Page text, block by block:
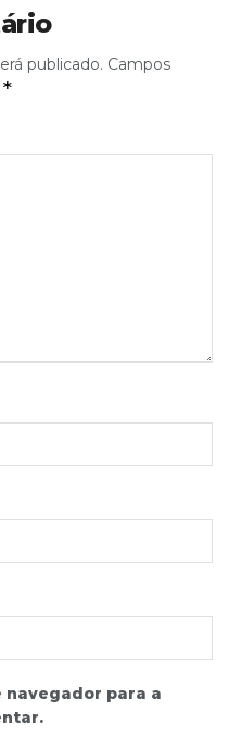
publicado. Campos
*
navegador para a